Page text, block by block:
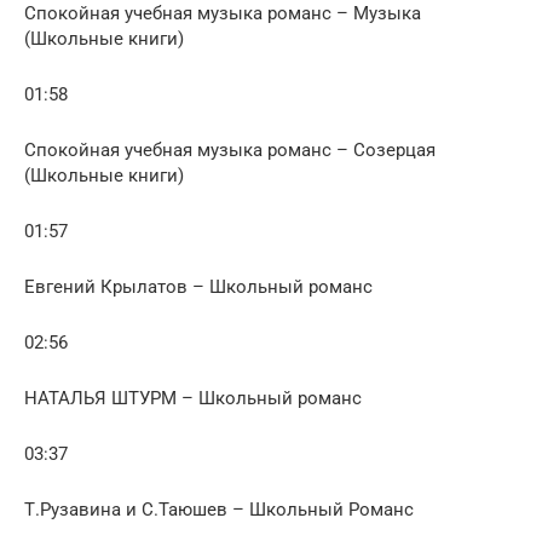
Спокойная учебная музыка романс – Музыка
(Школьные книги)
01:58
Спокойная учебная музыка романс – Созерцая
(Школьные книги)
01:57
Евгений Крылатов – Школьный романс
02:56
НАТАЛЬЯ ШТУРМ – Школьный романс
03:37
Т.Рузавина и С.Таюшев – Школьный Романс